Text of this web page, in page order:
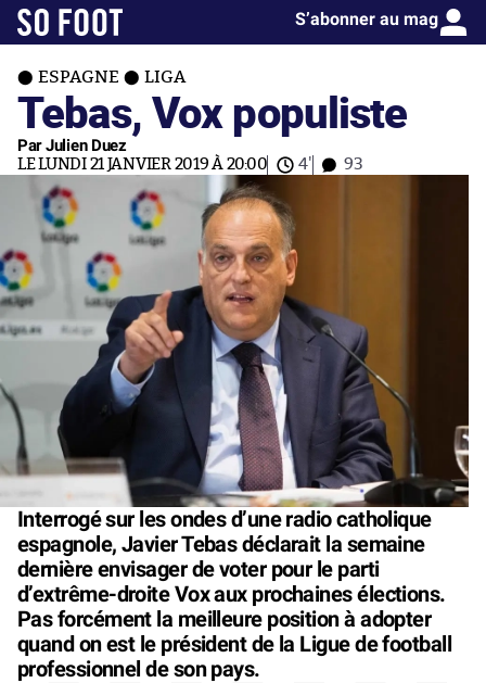
S’abonner au mag
ESPAGNE LIGA
Tebas, Vox populiste
Par Julien Duez
LE LUNDI 21 JANVIER 2019 À 20:00 4' 93
Interrogé sur les ondes d’une radio catholique
espagnole, Javier Tebas déclarait la semaine
dernière envisager de voter pour le parti
d’extrême-droite Vox aux prochaines élections.
Pas forcément la meilleure position à adopter
quand on est le président de la Ligue de football
professionnel de son pays.